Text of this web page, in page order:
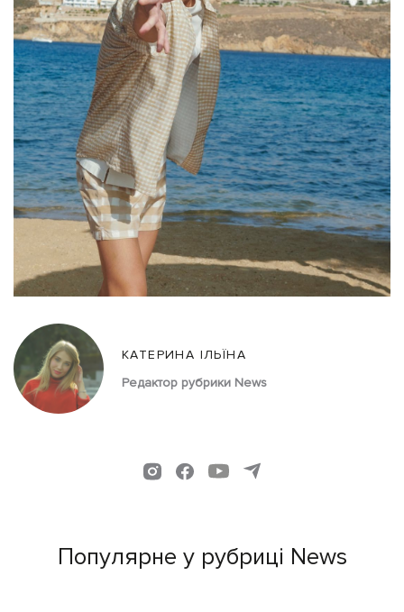
КАТЕРИНА ІЛЬЇНА
Редактор рубрики News
Популярне у рубриці News